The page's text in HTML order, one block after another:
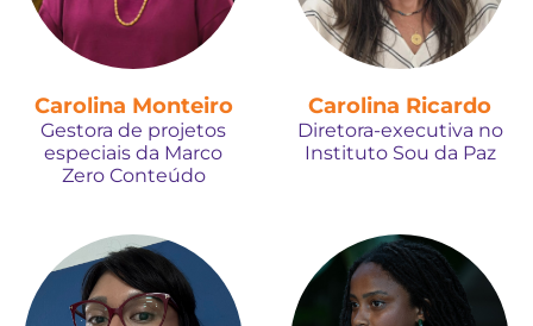
Carolina Monteiro
Gestora de projetos
especiais da Marco
Zero Conteúdo
Carolina Ricardo
Diretora-executiva no
Instituto Sou da Paz